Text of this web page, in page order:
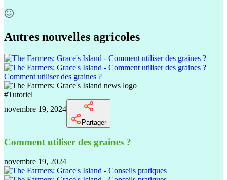
Autres nouvelles agricoles
Comment utiliser des graines ?
#Tutoriel
novembre 19, 2024
Partager
Comment utiliser des graines ?
novembre 19, 2024